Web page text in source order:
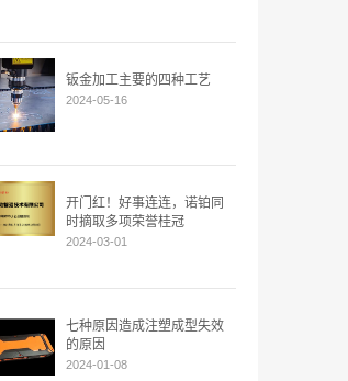
钣金加工主要的四种工艺
2024-05-16
开门红！好事连连，诺铂同
时摘取多项荣誉桂冠
2024-03-01
七种原因造成注塑成型失效
的原因
2024-01-08